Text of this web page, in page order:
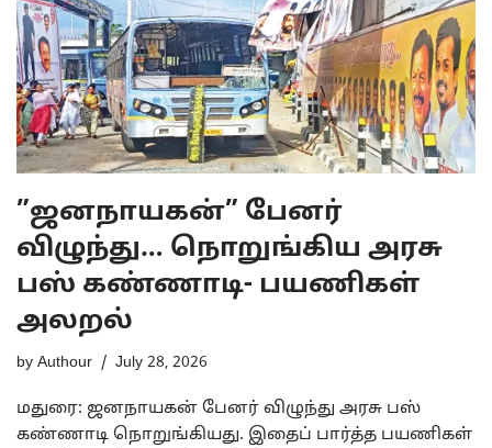
”ஜனநாயகன்” பேனர்
விழுந்து… நொறுங்கிய அரசு
பஸ் கண்ணாடி- பயணிகள்
அலறல்
by Authour July 28, 2026
மதுரை: ஜனநாயகன் பேனர் விழுந்து அரசு பஸ்
கண்ணாடி நொறுங்கியது. இதைப் பார்த்த பயணிகள்